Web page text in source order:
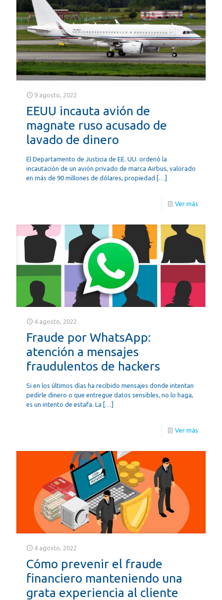
9 agosto, 2022
EEUU incauta avión de
magnate ruso acusado de
lavado de dinero
El Departamento de Justicia de EE. UU. ordenó la
incautación de un avión privado de marca Airbus, valorado
en más de 90 millones de dólares, propiedad […]
Ver más
4 agosto, 2022
Fraude por WhatsApp:
atención a mensajes
fraudulentos de hackers
Si en los últimos días ha recibido mensajes donde intentan
pedirle dinero o que entregue datos sensibles, no lo haga,
es un intento de estafa. La […]
Ver más
4 agosto, 2022
Cómo prevenir el fraude
financiero manteniendo una
grata experiencia al cliente